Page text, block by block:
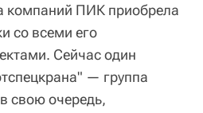
компаний ПИК приобрела
со всеми его
Сейчас один
— группа
свою очередь,